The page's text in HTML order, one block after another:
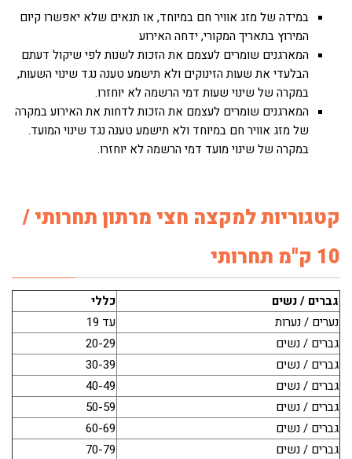
במידה של מזג אוויר חם במיוחד, או תנאים שלא יאפשרו קיום
המירוץ בתאריך המקורי, ידחה האירוע
המארגנים שומרים לעצמם את הזכות לשנות לפי שיקול דעתם
הבלעדי את שעות הזינוקים ולא תישמע טענה נגד שינוי השעות,
במקרה של שינוי שעות דמי הרשמה לא יוחזרו.
המארגנים שומרים לעצמם את הזכות לדחות את האירוע במקרה
של מזג אוויר חם במיוחד ולא תישמע טענה נגד שינוי המועד.
במקרה של שינוי מועד דמי הרשמה לא יוחזרו.
קטגוריות למקצה חצי מרתון תחרותי /
10 ק"מ תחרותי
גברים / נשים
כללי
נערים / נערות
עד 19
גברים / נשים
20-29
גברים / נשים
30-39
גברים / נשים
40-49
גברים / נשים
50-59
גברים / נשים
60-69
גברים / נשים
70-79